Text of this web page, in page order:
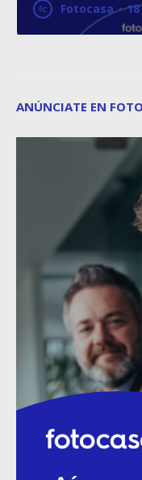
Fotocasa ·
ANÚNCIATE EN